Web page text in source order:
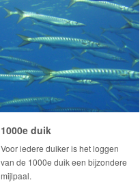
1000e duik
Voor iedere duiker is het loggen
van de 1000e duik een bijzondere
mijlpaal.